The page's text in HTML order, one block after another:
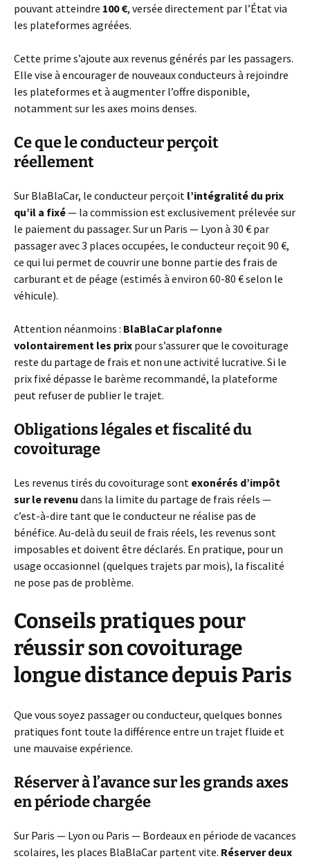
pouvant atteindre 100 €, versée directement par l’État via
les plateformes agréées.
Cette prime s’ajoute aux revenus générés par les passagers.
Elle vise à encourager de nouveaux conducteurs à rejoindre
les plateformes et à augmenter l’offre disponible,
notamment sur les axes moins denses.
Ce que le conducteur perçoit
réellement
Sur BlaBlaCar, le conducteur perçoit l’intégralité du prix
qu’il a fixé— la commission est exclusivement prélevée sur
le paiement du passager. Sur un Paris — Lyon à 30 € par
passager avec 3 places occupées, le conducteur reçoit 90 €,
ce qui lui permet de couvrir une bonne partie des frais de
carburant et de péage (estimés à environ 60-80 € selon le
véhicule).
Attention néanmoins : BlaBlaCar plafonne
volontairement les prix pour s’assurer que le covoiturage
reste du partage de frais et non une activité lucrative. Si le
prix fixé dépasse le barème recommandé, la plateforme
peut refuser de publier le trajet.
Obligations légales et fiscalité du
covoiturage
Les revenus tirés du covoiturage sont exonérés d’impôt
sur le revenu dans la limite du partage de frais réels —
c’est-à-dire tant que le conducteur ne réalise pas de
bénéfice. Au-delà du seuil de frais réels, les revenus sont
imposables et doivent être déclarés. En pratique, pour un
usage occasionnel (quelques trajets par mois), la fiscalité
ne pose pas de problème.
Conseils pratiques pour
réussir son covoiturage
longue distance depuis Paris
Que vous soyez passager ou conducteur, quelques bonnes
pratiques font toute la différence entre un trajet fluide et
une mauvaise expérience.
Réserver à l’avance sur les grands axes
en période chargée
Sur Paris — Lyon ou Paris — Bordeaux en période de vacances
scolaires, les places BlaBlaCar partent vite. Réserver deux